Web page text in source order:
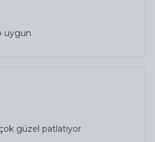
uygun
güzel patlatıyor